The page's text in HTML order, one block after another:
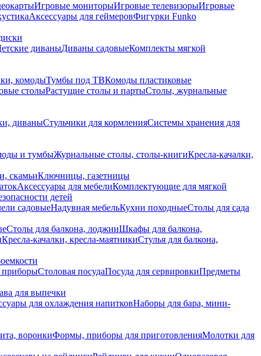
Игровые мониторыИгровые телевизорыИгровые
Аксессуары для геймеровФигурки Funko
диваныДиваны садовыеКомплекты мягкой
комодыТумбы под ТВКомоды пластиковые
столыРастущие столы и партыСтолы, журнальные
диваныСтульчики для кормленияСистемы хранения для
и тумбыЖурнальные столы, столы-книгиКресла-качалки,
скамьиКлючницы, газетницы
Аксессуары для мебелиКомплектующие для мягкой
детей
садовыеНадувная мебельКухни походныеСтолы для сада
Столы для балкона, лоджииШкафы для балкона,
Кресла-качалки, кресла-маятникиСтулья для балкона,
приборыСтоловая посудаПосуда для сервировкиПредметы
для выпечки
для охлаждения напитковНаборы для бара, мини-
воронкиФормы, приборы для приготовленияМолотки для